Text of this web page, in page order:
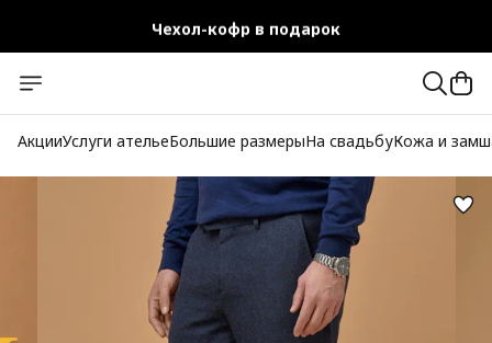
Чехол-кофр в подарок
Бесплатная доставка при заказе от 10 000 руб.
АкцииУслуги ательеБольшие размерыНа свадьбуКожа и